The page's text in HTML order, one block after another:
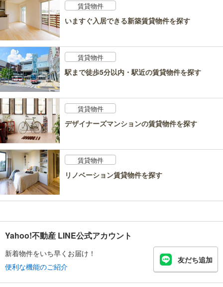
賃貸物件
いますぐ入居できる新築賃貸物件を探す
賃貸物件
駅まで徒歩5分以内・駅近の賃貸物件を探す
賃貸物件
デザイナーズマンションの賃貸物件を探す
賃貸物件
リノベーション賃貸物件を探す
Yahoo!不動産 LINE公式アカウント
新着物件をいち早くお届け！
便利な機能のご紹介
友だち追加